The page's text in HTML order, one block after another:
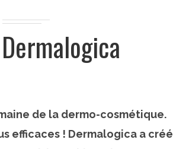
de la dermo-cosmétique.
efficaces ! Dermalogica a créé